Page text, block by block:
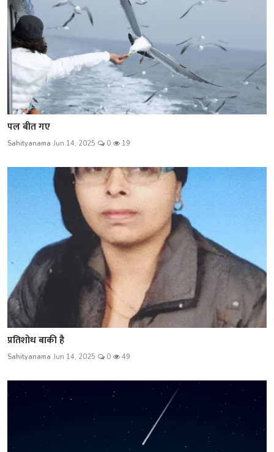
पल बीत गए
Sahityanama Jun 14, 2025 0 19
प्रतिशोध बाकी है
Sahityanama Jun 14, 2025 0 49